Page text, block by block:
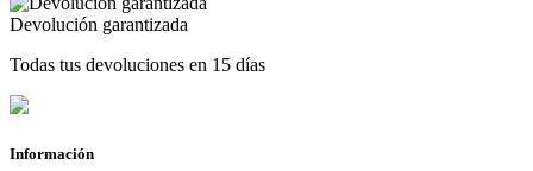
Devolución garantizada
Todas tus devoluciones en 15 días
Información